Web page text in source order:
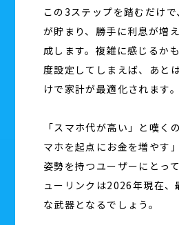
この3ステップを踏むだけ
が貯まり、勝手に利息が増
成します。複雑に感じるか
度設定してしまえば、あと
けで家計が最適化されます。
「スマホ代が高い」と嘆く
マホを起点にお金を増やす
姿勢を持つユーザーにとっ
ューリンクは2026年現在、
な武器となるでしょう。